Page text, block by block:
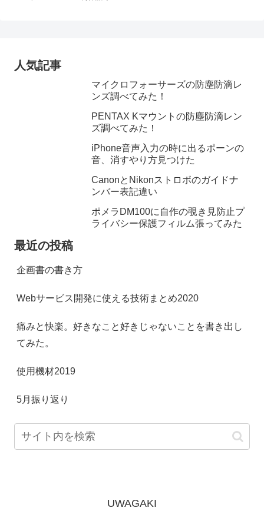
人気記事
マイクロフォーサーズの防塵防滴レ
ンズ調べてみた！
PENTAX Kマウントの防塵防滴レン
ズ調べてみた！
iPhone音声入力の時に出るポーンの
音、消すやり方見つけた
CanonとNikonストロボのガイドナ
ンバー表記違い
ポメラDM100に自作の覗き見防止プ
ライバシー保護フィルム張ってみた
最近の投稿
企画書の書き方
Webサービス開発に使える技術まとめ2020
痛みと快楽。好きなこと好きじゃないことを書き出し
てみた。
使用機材2019
5月振り返り
UWAGAKI